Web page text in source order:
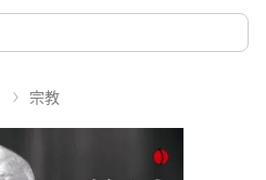
宗教